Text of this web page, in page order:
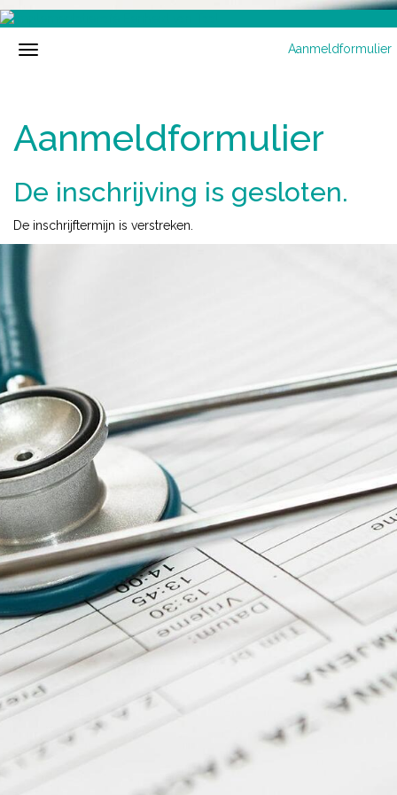
Aanmeldformulier
Aanmeldformulier
De inschrijving is gesloten.
De inschrijftermijn is verstreken.